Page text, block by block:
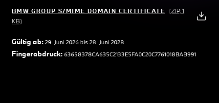
BMW GROUP S/MIME DOMAIN CERTIFICATE
(ZIP, 1
KB)
Gültig ab: 29. Juni 2026 bis 28. Juni 2028
Fingerabdruck: 63658378CA635C2133E5FA0C20C7761018BAB991